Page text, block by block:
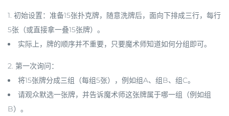
1. 初始设置：准备15张扑克牌，随意洗牌后，面向下排成三行，每行
5张（或直接拿一叠15张牌）。
实际上，牌的顺序并不重要，只要魔术师知道如何分组即可。
2. 第一次询问：
将15张牌分成三组（每组5张），例如组A、组B、组C。
请观众默选一张牌，并告诉魔术师这张牌属于哪一组（例如组
B）。